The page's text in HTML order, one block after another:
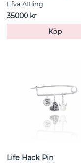
Efva Attling
35000 kr
Köp
Life Hack Pin